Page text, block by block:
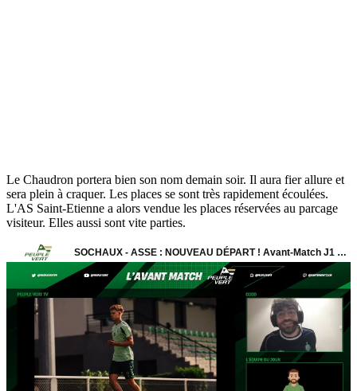
Le Chaudron portera bien son nom demain soir. Il aura fier allure et
sera plein à craquer. Les places se sont très rapidement écoulées.
L'AS Saint-Etienne a alors vendue les places réservées au parcage
visiteur. Elles aussi sont vite parties.